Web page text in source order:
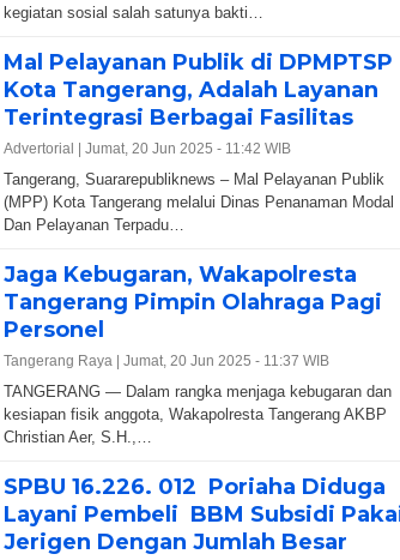
kegiatan sosial salah satunya bakti…
Mal Pelayanan Publik di DPMPTSP
Kota Tangerang, Adalah Layanan
Terintegrasi Berbagai Fasilitas
Advertorial | Jumat, 20 Jun 2025 - 11:42 WIB
Tangerang, Suararepubliknews – Mal Pelayanan Publik
(MPP) Kota Tangerang melalui Dinas Penanaman Modal
Dan Pelayanan Terpadu…
Jaga Kebugaran, Wakapolresta
Tangerang Pimpin Olahraga Pagi
Personel
Tangerang Raya | Jumat, 20 Jun 2025 - 11:37 WIB
TANGERANG — Dalam rangka menjaga kebugaran dan
kesiapan fisik anggota, Wakapolresta Tangerang AKBP
Christian Aer, S.H.,…
SPBU 16.226. 012 Poriaha Diduga
Layani Pembeli BBM Subsidi
Jerigen Dengan Jumlah Besar